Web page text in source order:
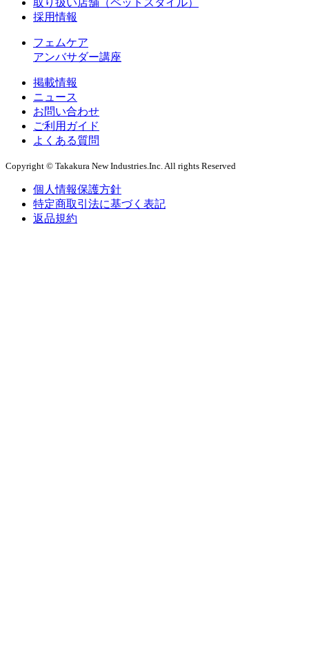
採用情報
フェムケア
アンバサダー講座
掲載情報
ニュース
お問い合わせ
ご利用ガイド
よくある質問
Copyright © Takakura New Industries.Inc. All rights Reserved
個人情報保護方針
特定商取引法に基づく表記
返品規約